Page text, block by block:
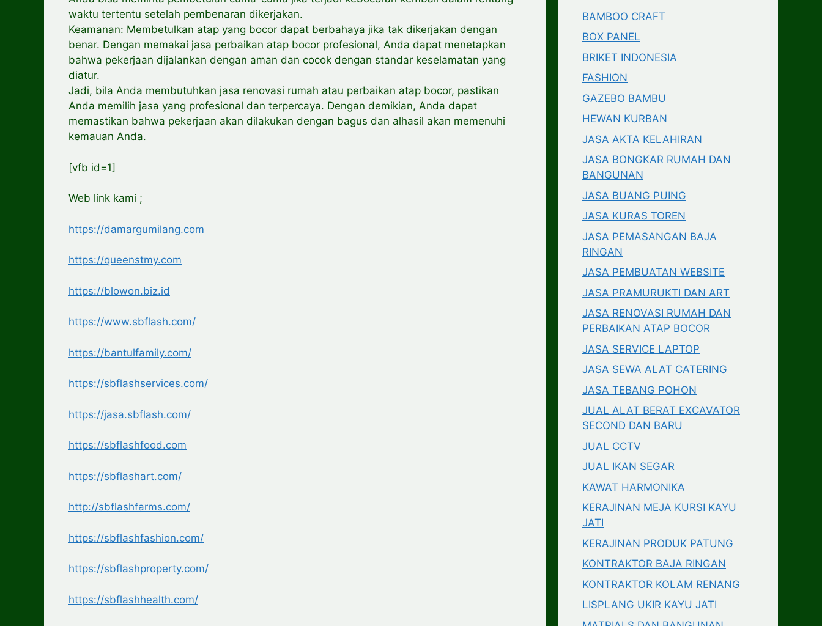
waktu tertentu setelah pembenaran dikerjakan.
Keamanan: Membetulkan atap yang bocor dapat berbahaya jika tak dikerjakan dengan
benar. Dengan memakai jasa perbaikan atap bocor profesional, Anda dapat menetapkan
bahwa pekerjaan dijalankan dengan aman dan cocok dengan standar keselamatan yang
diatur.
Jadi, bila Anda membutuhkan jasa renovasi rumah atau perbaikan atap bocor, pastikan
Anda memilih jasa yang profesional dan terpercaya. Dengan demikian, Anda dapat
memastikan bahwa pekerjaan akan dilakukan dengan bagus dan alhasil akan memenuhi
kemauan Anda.
[vfb id=1]
Web link kami ;
https://damargumilang.com
https://queenstmy.com
https://blowon.biz.id
https://www.sbflash.com/
https://bantulfamily.com/
https://sbflashservices.com/
https://jasa.sbflash.com/
https://sbflashfood.com
https://sbflashart.com/
http://sbflashfarms.com/
https://sbflashfashion.com/
https://sbflashproperty.com/
https://sbflashhealth.com/
BAMBOO CRAFT
BOX PANEL
BRIKET INDONESIA
FASHION
GAZEBO BAMBU
HEWAN KURBAN
JASA AKTA KELAHIRAN
JASA BONGKAR RUMAH DAN
BANGUNAN
JASA BUANG PUING
JASA KURAS TOREN
JASA PEMASANGAN BAJA
RINGAN
JASA PEMBUATAN WEBSITE
JASA PRAMURUKTI DAN ART
JASA RENOVASI RUMAH DAN
PERBAIKAN ATAP BOCOR
JASA SERVICE LAPTOP
JASA SEWA ALAT CATERING
JASA TEBANG POHON
JUAL ALAT BERAT EXCAVATOR
SECOND DAN BARU
JUAL CCTV
JUAL IKAN SEGAR
KAWAT HARMONIKA
KERAJINAN MEJA KURSI KAYU
JATI
KERAJINAN PRODUK PATUNG
KONTRAKTOR BAJA RINGAN
KONTRAKTOR KOLAM RENANG
LISPLANG UKIR KAYU JATI